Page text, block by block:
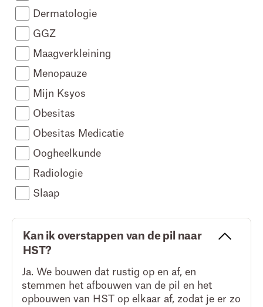
Dermatologie
GGZ
Maagverkleining
Menopauze
Mijn Ksyos
Obesitas
Obesitas Medicatie
Oogheelkunde
Radiologie
Slaap
Kan ik overstappen van de pil naar
HST?
Ja. We bouwen dat rustig op en af, en
stemmen het afbouwen van de pil en het
opbouwen van HST op elkaar af, zodat je er zo